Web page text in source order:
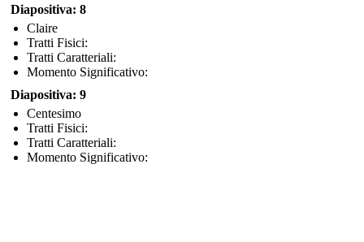
Diapositiva: 8
Claire
Tratti Fisici:
Tratti Caratteriali:
Momento Significativo:
Diapositiva: 9
Centesimo
Tratti Fisici:
Tratti Caratteriali:
Momento Significativo: